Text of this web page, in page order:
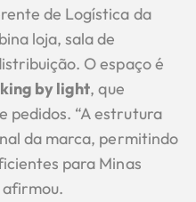
de Logística da
loja, sala de
O espaço é
by light, que
pedidos. “A estrutura
da marca, permitindo
para Minas
afirmou.